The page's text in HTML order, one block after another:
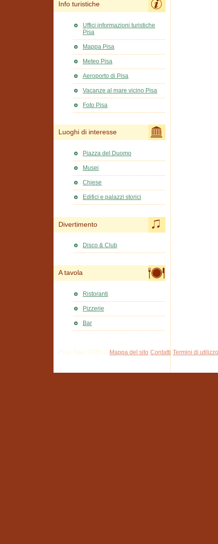
Info turistiche
Uffici informazioni turistiche
Pisa
Mappa Pisa
Meteo Pisa
Aeroporto di Pisa
Vacanze al mare vicino Pisa
Foto Pisa
Luoghi di interesse
Piazza del Duomo
Musei
Chiese
Edifici e palazzi storici
Divertimento
Disco & Club
A tavola
Ristoranti
Pizzerie
Bar
Pisa Tour 2026 © Mappa del sito Contatti Termini di utilizzo